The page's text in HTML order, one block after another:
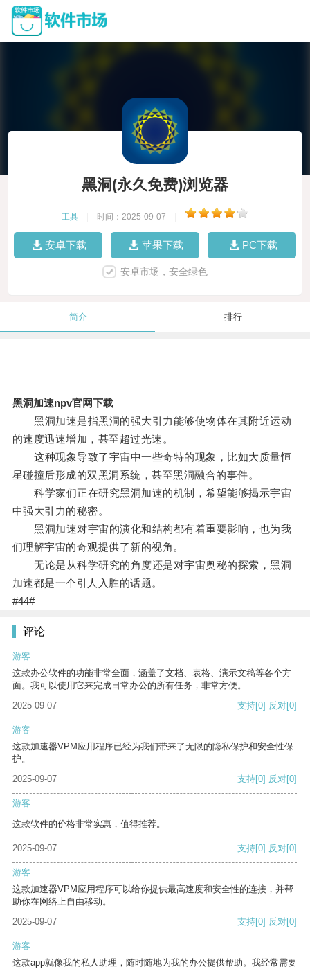
黑洞(永久免费)浏览器
工具 时间：2025-09-07
安卓下载 苹果下载 PC下载
安卓市场，安全绿色
简介 排行
黑洞加速npv官网下载
黑洞加速是指黑洞的强大引力能够使物体在其附近运动
的速度迅速增加，甚至超过光速。
这种现象导致了宇宙中一些奇特的现象，比如大质量恒
星碰撞后形成的双黑洞系统，甚至黑洞融合的事件。
科学家们正在研究黑洞加速的机制，希望能够揭示宇宙
中强大引力的秘密。
黑洞加速对宇宙的演化和结构都有着重要影响，也为我
们理解宇宙的奇观提供了新的视角。
无论是从科学研究的角度还是对宇宙奥秘的探索，黑洞
加速都是一个引人入胜的话题。
#44#
评论
游客
这款办公软件的功能非常全面，涵盖了文档、表格、演示文稿等各个方
面。我可以使用它来完成日常办公的所有任务，非常方便。
2025-09-07
支持[0] 反对[0]
游客
这款加速器VPM应用程序已经为我们带来了无限的隐私保护和安全性保
护。
2025-09-07
支持[0] 反对[0]
游客
这款软件的价格非常实惠，值得推荐。
2025-09-07 支持[0] 反对[0]
游客
这款加速器VPM应用程序可以给你提供最高速度和安全性的连接，并帮
助你在网络上自由移动。
2025-09-07
支持[0] 反对[0]
游客
这款app就像我的私人助理，随时随地为我的办公提供帮助。我经常需要